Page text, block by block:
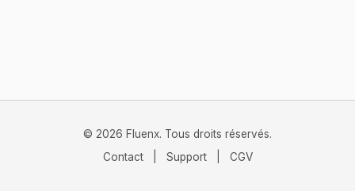
© 2026 Fluenx. Tous droits réservés.
Contact
Support CGV